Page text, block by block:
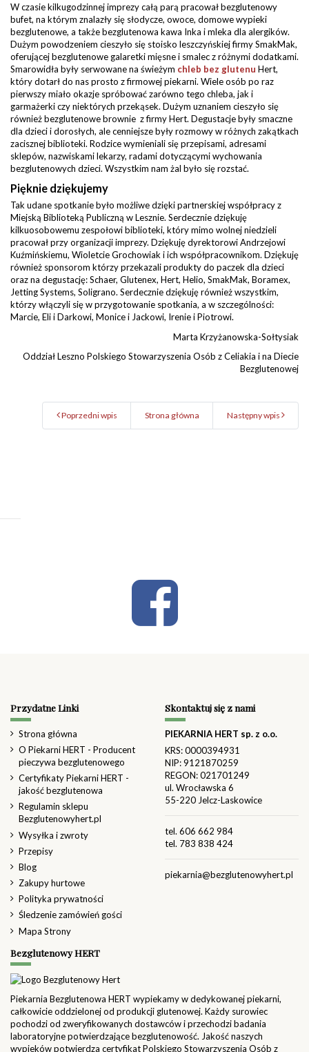
W czasie kilkugodzinnej imprezy całą parą pracował bezglutenowy
bufet, na którym znalazły się słodycze, owoce, domowe wypieki
bezglutenowe, a także bezglutenowa kawa Inka i mleka dla alergików.
Dużym powodzeniem cieszyło się stoisko leszczyńskiej firmy SmakMak,
oferującej bezglutenowe galaretki mięsne i smalec z różnymi dodatkami.
Smarowidła były serwowane na świeżym chleb bez glutenu Hert,
który dotarł do nas prosto z firmowej piekarni. Wiele osób po raz
pierwszy miało okazje spróbować zarówno tego chleba, jak i
garmażerki czy niektórych przekąsek. Dużym uznaniem cieszyło się
również bezglutenowe brownie z firmy Hert. Degustacje były smaczne
dla dzieci i dorosłych, ale cenniejsze były rozmowy w różnych zakątkach
zacisznej biblioteki. Rodzice wymieniali się przepisami, adresami
sklepów, nazwiskami lekarzy, radami dotyczącymi wychowania
bezglutenowych dzieci. Wszystkim nam żal było się rozstać.
Pięknie dziękujemy
Tak udane spotkanie było możliwe dzięki partnerskiej współpracy z
Miejską Biblioteką Publiczną w Lesznie. Serdecznie dziękuję
kilkuosobowemu zespołowi biblioteki, który mimo wolnej niedzieli
pracował przy organizacji imprezy. Dziękuję dyrektorowi Andrzejowi
Kuźmińskiemu, Wioletcie Grochowiak i ich współpracownikom. Dziękuję
również sponsorom którzy przekazali produkty do paczek dla dzieci
oraz na degustację: Schaer, Glutenex, Hert, Helio, SmakMak, Boramex,
Jetting Systems, Soligrano. Serdecznie dziękuję również wszystkim,
którzy włączyli się w przygotowanie spotkania, a w szczególności:
Marcie, Eli i Darkowi, Monice i Jackowi, Irenie i Piotrowi.
Marta Krzyżanowska-Sołtysiak
Oddział Leszno Polskiego Stowarzyszenia Osób z Celiakia i na Diecie
Bezglutenowej
Poprzedni wpis Strona główna Następny wpis
Przydatne Linki
Strona główna
O Piekarni HERT - Producent
pieczywa bezglutenowego
Certyfikaty Piekarni HERT -
jakość bezglutenowa
Regulamin sklepu
Bezglutenowyhert.pl
Wysyłka i zwroty
Przepisy
Blog
Zakupy hurtowe
Polityka prywatności
Śledzenie zamówień gości
Mapa Strony
Skontaktuj się z nami
PIEKARNIA HERT sp. z o.o.
KRS: 0000394931
NIP: 9121870259
REGON: 021701249
ul. Wrocławska 6
55-220 Jelcz-Laskowice
tel. 606 662 984
tel. 783 838 424
piekarnia@bezglutenowyhert.pl
Bezglutenowy HERT
Piekarnia Bezglutenowa HERT wypiekamy w dedykowanej piekarni,
całkowicie oddzielonej od produkcji glutenowej. Każdy surowiec
pochodzi od zweryfikowanych dostawców i przechodzi badania
laboratoryjne potwierdzające bezglutenowość. Jakość naszych
wypieków potwierdza certyfikat Polskiego Stowarzyszenia Osób z